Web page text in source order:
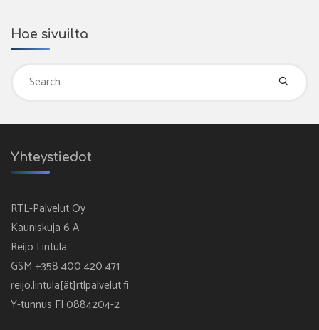
Hae sivuilta
Yhteystiedot
RTL-Palvelut Oy
Kauniskuja 6 A
Reijo Lintula
GSM +358 400 420 471
reijo.lintula[ät]rtlpalvelut.fi
Y-tunnus FI 0884204-2